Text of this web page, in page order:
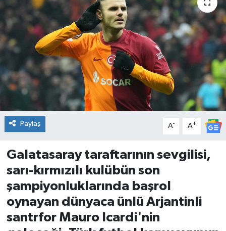
Paylaş A- A+
Galatasaray taraftarının sevgilisi,
sarı-kırmızılı kulübün son
şampiyonluklarında başrol
oynayan dünyaca ünlü Arjantinli
santrfor Mauro Icardi'nin
Edremit
EĞİTİM
EKONOMİ
Erdek
Gömeç
Havran
İvrindi
KENT GÜNDEMİ